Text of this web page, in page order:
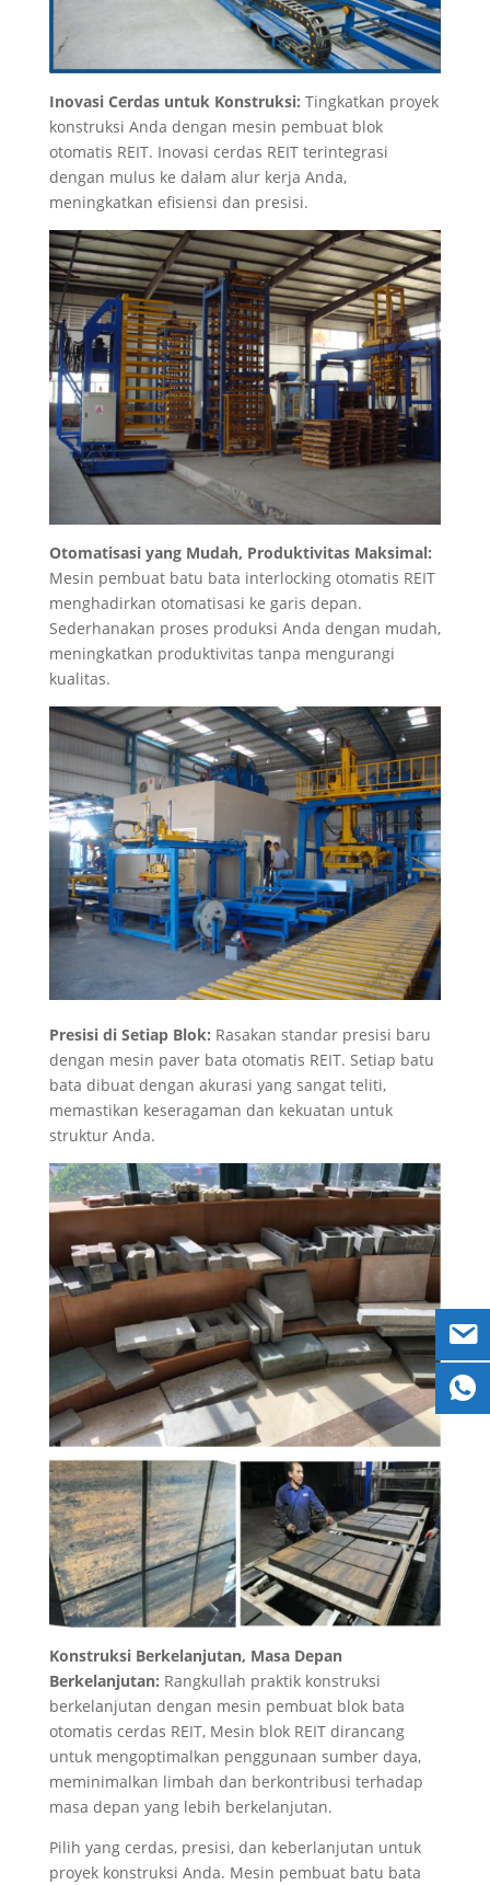
Inovasi Cerdas untuk Konstruksi: Tingkatkan proyek
konstruksi Anda dengan mesin pembuat blok
otomatis REIT. Inovasi cerdas REIT terintegrasi
dengan mulus ke dalam alur kerja Anda,
meningkatkan efisiensi dan presisi.
Otomatisasi yang Mudah, Produktivitas Maksimal:
Mesin pembuat batu bata interlocking otomatis REIT
menghadirkan otomatisasi ke garis depan.
Sederhanakan proses produksi Anda dengan mudah,
meningkatkan produktivitas tanpa mengurangi
kualitas.
Presisi di Setiap Blok: Rasakan standar presisi baru
dengan mesin paver bata otomatis REIT. Setiap batu
bata dibuat dengan akurasi yang sangat teliti,
memastikan keseragaman dan kekuatan untuk
struktur Anda.
Konstruksi Berkelanjutan, Masa Depan
Berkelanjutan: Rangkullah praktik konstruksi
berkelanjutan dengan mesin pembuat blok bata
otomatis cerdas REIT, Mesin blok REIT dirancang
untuk mengoptimalkan penggunaan sumber daya,
meminimalkan limbah dan berkontribusi terhadap
masa depan yang lebih berkelanjutan.
Pilih yang cerdas, presisi, dan keberlanjutan untuk
proyek konstruksi Anda. Mesin pembuat batu bata